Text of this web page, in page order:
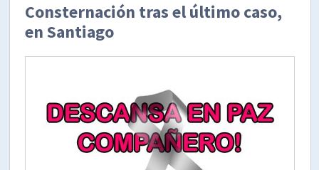
Consternación tras el último caso,
en Santiago